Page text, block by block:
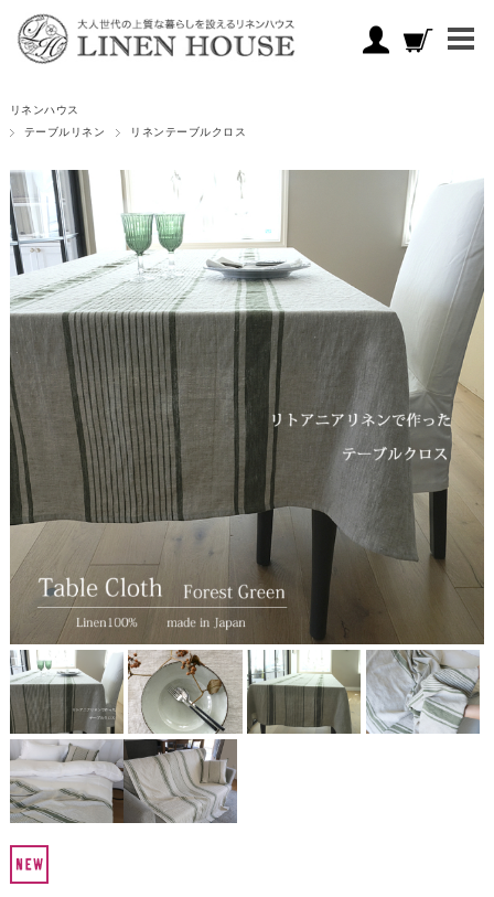
リネンハウス
テーブルリネン
リネンテーブルクロス